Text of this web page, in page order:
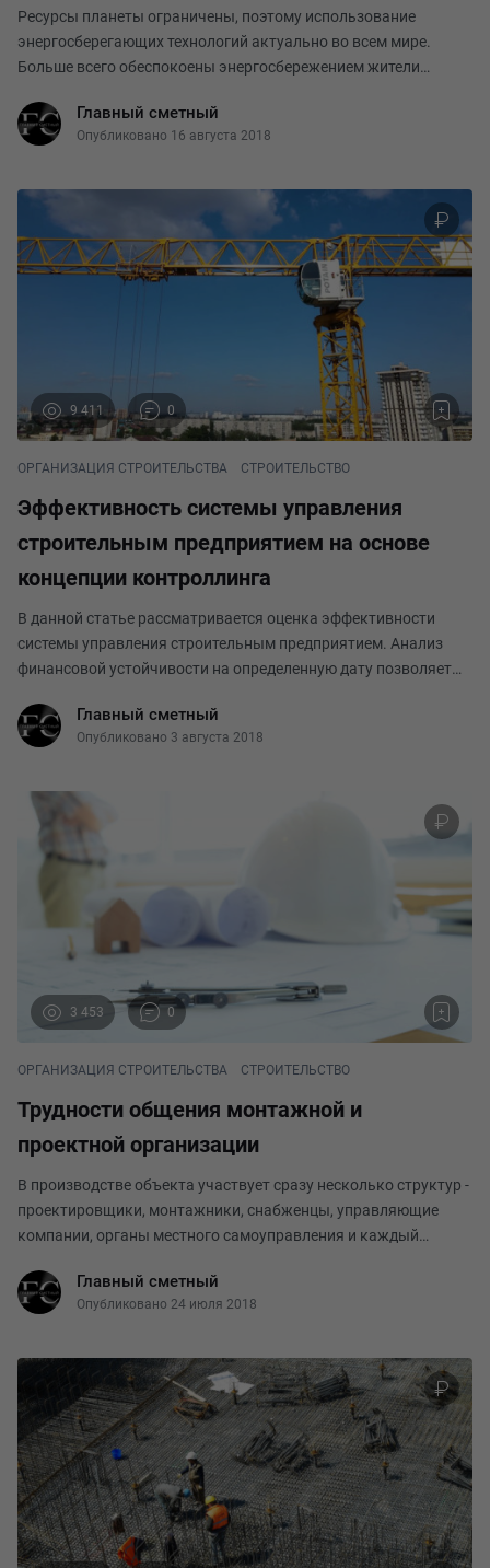
Ресурсы планеты ограничены, поэтому использование
энергосберегающих технологий актуально во всем мире.
Больше всего обеспокоены энергосбережением жители
испытываем недостатка в энергоносителях; но и в россия
Главный сметный
Опубликовано 16 августа 2018
9 411 0
ОРГАНИЗАЦИЯ СТРОИТЕЛЬСТВА СТРОИТЕЛЬСТВО
Эффективность системы управления
строительным предприятием на основе
концепции контроллинга
В данной статье рассматривается оценка эффективности
системы управления строительным предприятием. Анализ
финансовой устойчивости на определенную дату позволяет
собственными и заемными средствами. Контрол
Главный сметный
Опубликовано 3 августа 2018
3 453 0
ОРГАНИЗАЦИЯ СТРОИТЕЛЬСТВА СТРОИТЕЛЬСТВО
Трудности общения монтажной и
проектной организации
В производстве объекта участвует сразу несколько структур -
проектировщики, монтажники, снабженцы, управляющие
компании, органы местного самоуправления и каждый
минимальными затратами времени. Для того
Главный сметный
Опубликовано 24 июля 2018